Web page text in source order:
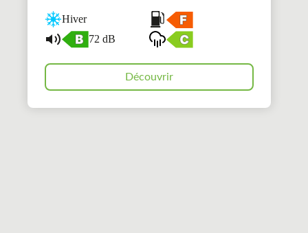
Hiver
72 dB
Découvrir